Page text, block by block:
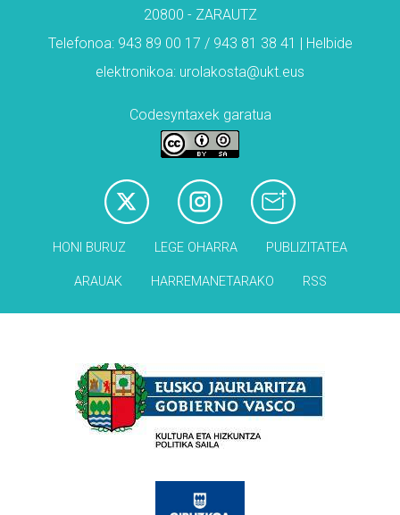
20800 - ZARAUTZ
Telefonoa: 943 89 00 17 / 943 81 38 41 | Helbide
elektronikoa: urolakosta@ukt.eus
Codesyntaxek garatua
HONI BURUZ LEGE OHARRA PUBLIZITATEA
ARAUAK HARREMANETARAKO RSS